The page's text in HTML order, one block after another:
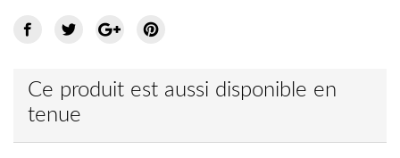
Ce produit est aussi disponible en
tenue